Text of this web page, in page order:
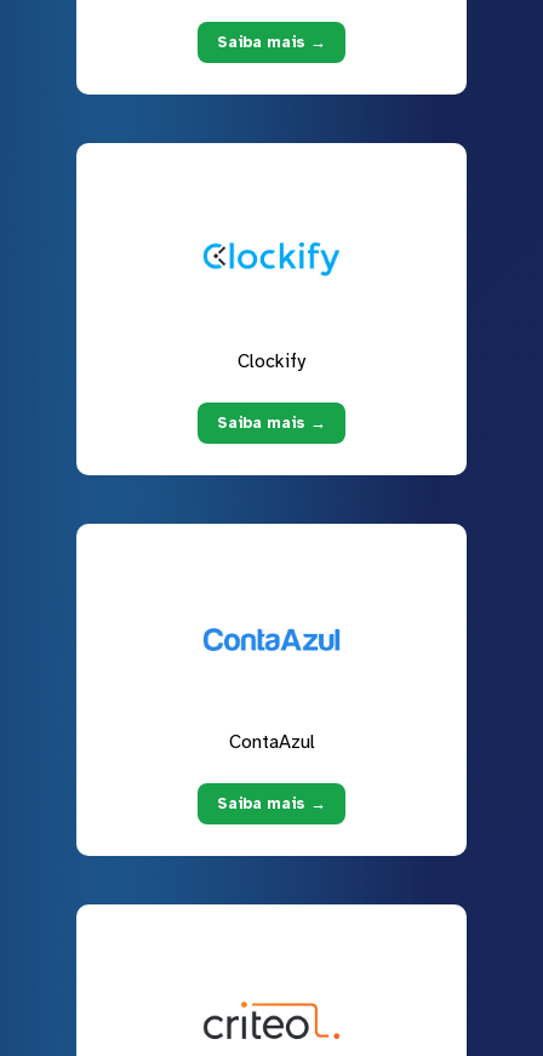
Saiba mais →
Clockify
Saiba mais →
ContaAzul
Saiba mais →